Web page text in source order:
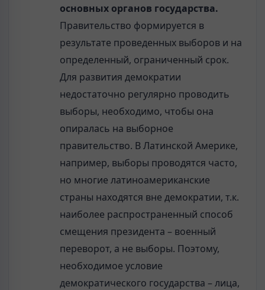
основных органов государства.
Правительство формируется в
результате проведенных выборов и на
определенный, ограниченный срок.
Для развития демократии
недостаточно регулярно проводить
выборы, необходимо, чтобы она
опиралась на выборное
правительство. В Латинской Америке,
например, выборы проводятся часто,
но многие латиноамериканские
страны находятся вне демократии, т.к.
наиболее распространенный способ
смещения президента – военный
переворот, а не выборы. Поэтому,
необходимое условие
демократического государства – лица,